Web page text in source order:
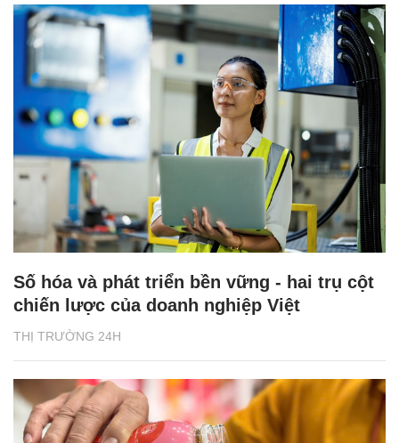
THỊ TRƯỜNG 24H
Số hóa và phát triển bền vững - hai trụ cột
chiến lược của doanh nghiệp Việt